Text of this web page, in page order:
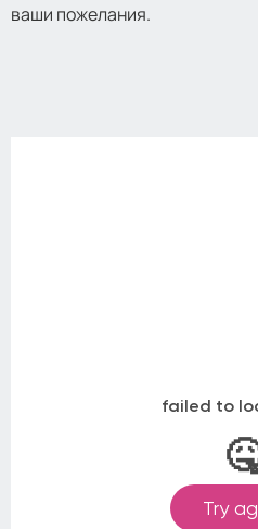
ваши пожелания.